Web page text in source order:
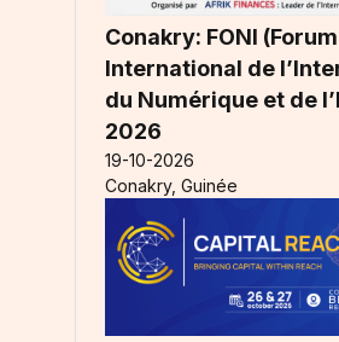
Conakry: FONI (Forum
International de
du Numérique et de
2026
19-10-2026
Conakry, Guinée